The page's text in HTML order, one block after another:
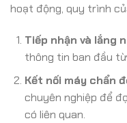
hoạt động, quy trình
Tiếp nhận và lắng
thông tin ban đầu
Kết nối máy chẩn
chuyên nghiệp để
có liên quan.